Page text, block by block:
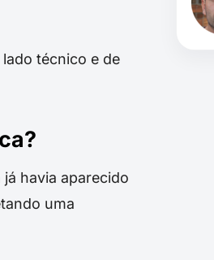
técnico e de
havia aparecido
uma